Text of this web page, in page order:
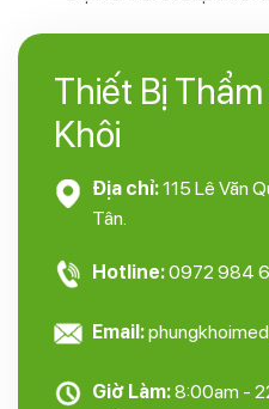
Thông tin kỹ thuật của
Thiết Bị
Khôi
Địa chỉ:115 Lê Văn
Tân.
Hotline:0972 984
Email:
Giờ Làm:8:00am -